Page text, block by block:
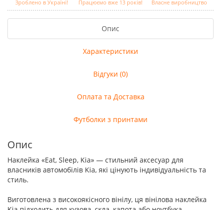
Зроблено в Україні! Працюємо вже 13 років! Власне виробництво
Опис
Характеристики
Відгуки (0)
Оплата та Доставка
Футболки з принтами
Опис
Наклейка «Eat, Sleep, Kia» — стильний аксесуар для
власників автомобілів Kia, які цінують індивідуальність та
стиль.
Виготовлена з високоякісного вінілу, ця вінілова наклейка